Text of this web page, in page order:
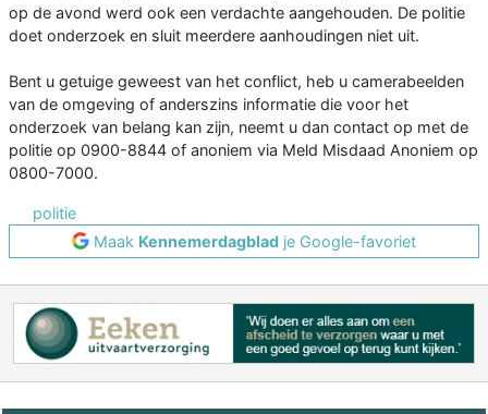
op de avond werd ook een verdachte aangehouden. De politie
doet onderzoek en sluit meerdere aanhoudingen niet uit.
Bent u getuige geweest van het conflict, heb u camerabeelden
van de omgeving of anderszins informatie die voor het
onderzoek van belang kan zijn, neemt u dan contact op met de
politie op 0900-8844 of anoniem via Meld Misdaad Anoniem op
0800-7000.
politie
Maak Kennemerdagblad je Google-favoriet